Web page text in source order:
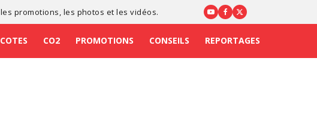
, les promotions , les photos et les vidéos.
COTES CO2 PROMOTIONS CONSEILS REPORTAGES